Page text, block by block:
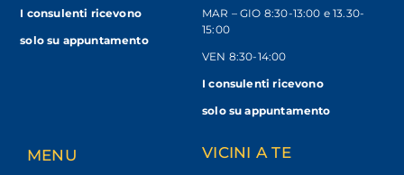
I consulenti ricevono
solosu appuntamento
MAR – GIO 8:30-13:00 e 13.30-
15:00
VEN 8:30-14:00
I consulenti ricevono
solo su appuntamento
MENU VICINI A TE